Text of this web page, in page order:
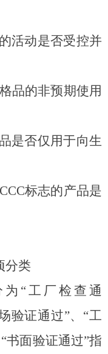
活动是否受控并
品的非预期使用
是否仅用于向生
标志的产品是
分类
“工厂检查通
验证通过”、“工
书面验证通过”指